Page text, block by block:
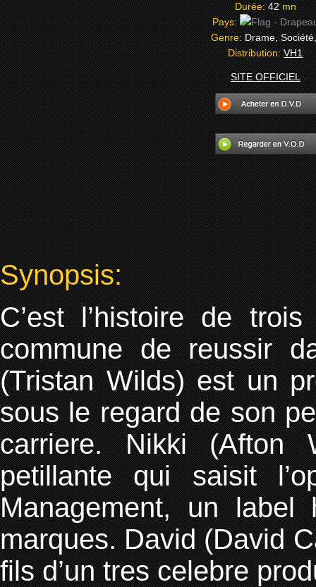
Durée:42mn
Pays:
Genre:Drame,
Distribution:VH1
SITE OFFICIEL
Synopsis:
C’est l’histoire de
commune de reussir
(Tristan Wilds) est un
sous le regard de son
carriere. Nikki (Afton
petillante qui saisit
Management, un
marques. David (David
fils d’un tres celebre